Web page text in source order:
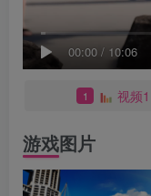
00:00 / 10:06
1 视频1
游戏图片